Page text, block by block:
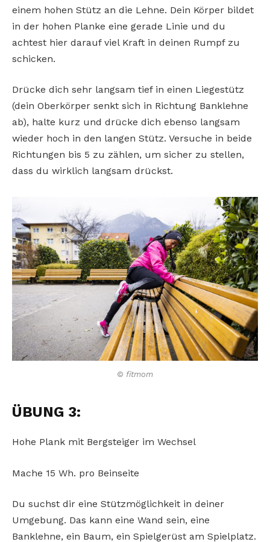
einem hohen Stütz an die Lehne. Dein Körper bildet
in der hohen Planke eine gerade Linie und du
achtest hier darauf viel Kraft in deinen Rumpf zu
schicken.
Drücke dich sehr langsam tief in einen Liegestütz
(dein Oberkörper senkt sich in Richtung Banklehne
ab), halte kurz und drücke dich ebenso langsam
wieder hoch in den langen Stütz. Versuche in beide
Richtungen bis 5 zu zählen, um sicher zu stellen,
dass du wirklich langsam drückst.
© fitmom
ÜBUNG 3:
Hohe Plank mit Bergsteiger im Wechsel
Mache 15 Wh. pro Beinseite
Du suchst dir eine Stützmöglichkeit in deiner
Umgebung. Das kann eine Wand sein, eine
Banklehne, ein Baum, ein Spielgerüst am Spielplatz.